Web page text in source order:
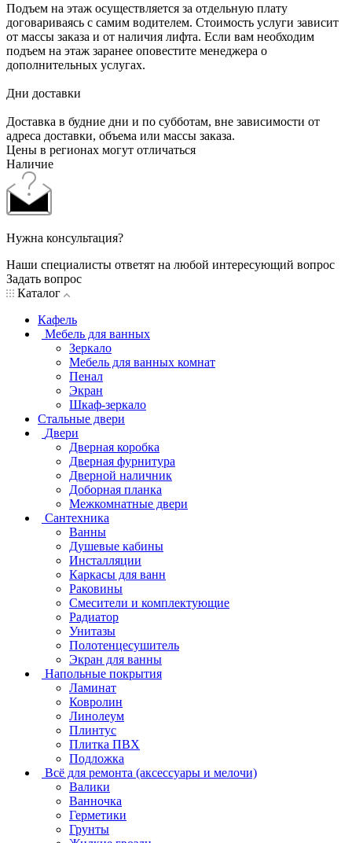
Подъем на этаж осуществляется за отдельную плату
договариваясь с самим водителем. Стоимость услуги зависит
от массы заказа и от наличия лифта. Если вам необходим
подъем на этаж заранее оповестите менеджера о
дополнительных услугах.
Дни доставки
Доставка в будние дни и по субботам, вне зависимости от
адреса доставки, объема или массы заказа.
Цены в регионах могут отличаться
Наличие
Нужна консультация?
Наши специалисты ответят на любой интересующий вопрос
Задать вопрос
Каталог
Кафель
Мебель для ванных
Зеркало
Мебель для ванных комнат
Пенал
Экран
Шкаф-зеркало
Стальные двери
Двери
Дверная коробка
Дверная фурнитура
Дверной наличник
Доборная планка
Межкомнатные двери
Сантехника
Ванны
Душевые кабины
Инсталляции
Каркасы для ванн
Раковины
Смесители и комплектующие
Радиатор
Унитазы
Полотенцесушитель
Экран для ванны
Напольные покрытия
Ламинат
Ковролин
Линолеум
Плинтус
Плитка ПВХ
Подложка
Всё для ремонта (аксессуары и мелочи)
Валики
Ванночка
Герметики
Грунты